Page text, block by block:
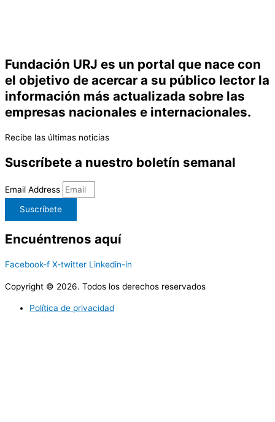
Fundación URJ es un portal que nace con
el objetivo de acercar a su público lector la
información más actualizada sobre las
empresas nacionales e internacionales.
Recibe las últimas noticias
Suscríbete a nuestro boletín semanal
Email Address
Suscríbete
Encuéntrenos aquí
Facebook-f X-twitter Linkedin-in
Copyright © 2026. Todos los derechos reservados
Política de privacidad
Política de cookies